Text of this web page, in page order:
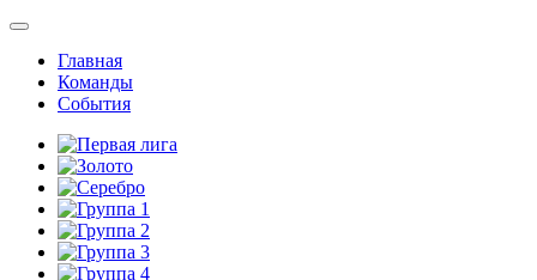
Главная
Команды
События